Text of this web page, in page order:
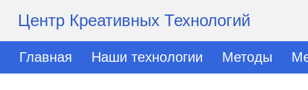
Центр Креативных Технологий
Главная Наши технологии Методы